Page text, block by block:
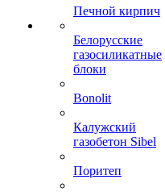
Печной кирпич
Белорусские
газосиликатные
блоки
Bonolit
Калужский
газобетон Sibel
Поритеп